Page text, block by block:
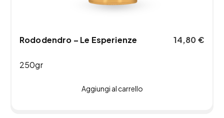
Rododendro – Le Esperienze
250gr
14,80€
Aggiungi al carrello